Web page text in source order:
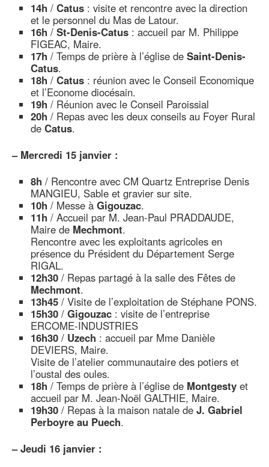
14h / Catus : visite et rencontre avec la direction
et le personnel du Mas de Latour.
16h / St-Denis-Catus : accueil par M. Philippe
FIGEAC, Maire.
17h / Temps de prière à l’église de Saint-Denis-
Catus.
18h / Catus : réunion avec le Conseil Economique
et l’Econome diocésain.
19h / Réunion avec le Conseil Paroissial
20h / Repas avec les deux conseils au Foyer Rural
de Catus.
– Mercredi 15 janvier :
8h / Rencontre avec CM Quartz Entreprise Denis
MANGIEU, Sable et gravier sur site.
10h / Messe à Gigouzac.
11h / Accueil par M. Jean-Paul PRADDAUDE,
Maire de Mechmont.
Rencontre avec les exploitants agricoles en
présence du Président du Département Serge
RIGAL.
12h30 / Repas partagé à la salle des Fêtes de
Mechmont.
13h45 / Visite de l’exploitation de Stéphane PONS.
15h30 / Gigouzac : visite de l’entreprise
ERCOME-INDUSTRIES
16h30 / Uzech : accueil par Mme Danièle
DEVIERS, Maire.
Visite de l’atelier communautaire des potiers et
l’oustal des oules.
18h / Temps de prière à l’église de Montgesty et
accueil par M. Jean-Noël GALTHIE, Maire.
19h30 / Repas à la maison natale de J. Gabriel
Perboyre au Puech.
– Jeudi 16 janvier :